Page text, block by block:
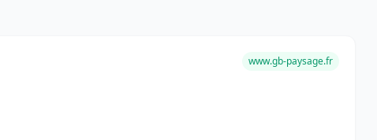
www.gb-paysage.fr